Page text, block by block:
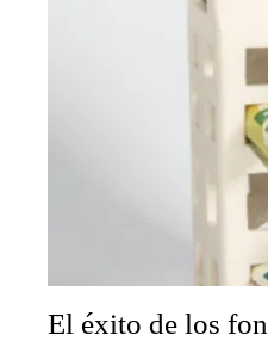
El éxito de los